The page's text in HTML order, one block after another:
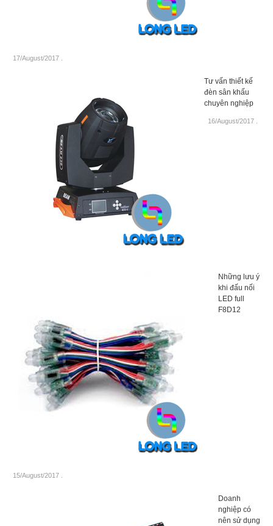
17/August/2017
Tư vấn thiết kế
đèn sân khấu
chuyên nghiệp
16/August/2017
Những lưu ý
khi đấu nối
LED full
F8D12
15/August/2017
Doanh
nghiệp có
nên sử dụng